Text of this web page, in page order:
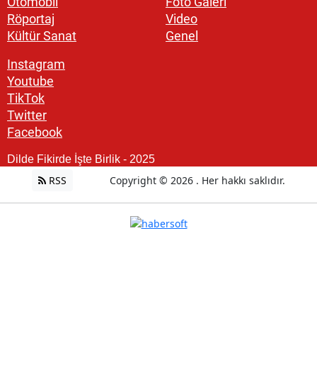
Röportaj
Kültür Sanat
Video
Genel
Instagram
Youtube
TikTok
Twitter
Facebook
Dilde Fikirde İşte Birlik - 2025
RSS Copyright © 2026 . Her hakkı saklıdır.